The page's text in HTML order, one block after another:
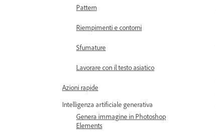
Pattern
Riempimenti e contorni
Sfumature
Lavorare con il testo asiatico
Azioni rapide
Intelligenza artificiale generativa
Genera immagine in Photoshop
Elements